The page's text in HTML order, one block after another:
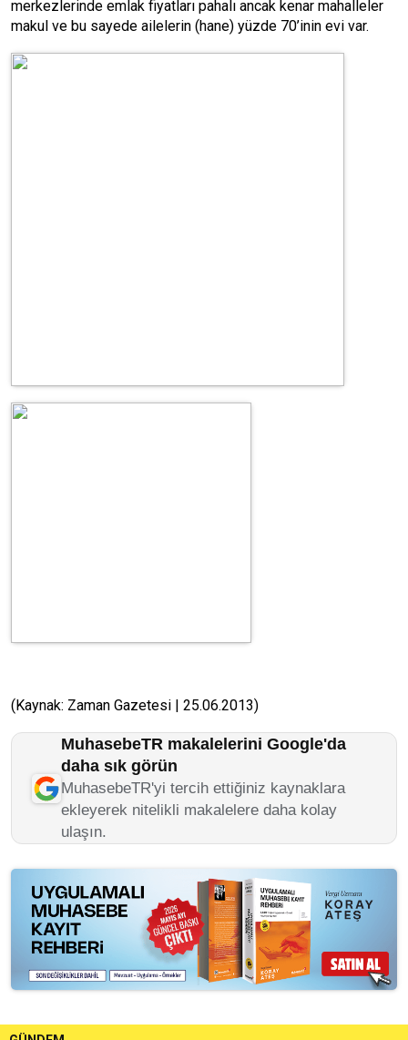
merkezlerinde emlak fiyatları pahalı ancak kenar mahalleler
makul ve bu sayede ailelerin (hane) yüzde 70’inin evi var.
(Kaynak: Zaman Gazetesi | 25.06.2013)
MuhasebeTR makalelerini Google'da
daha sık görün
MuhasebeTR'yi tercih ettiğiniz kaynaklara
ekleyerek nitelikli makalelere daha kolay
ulaşın.